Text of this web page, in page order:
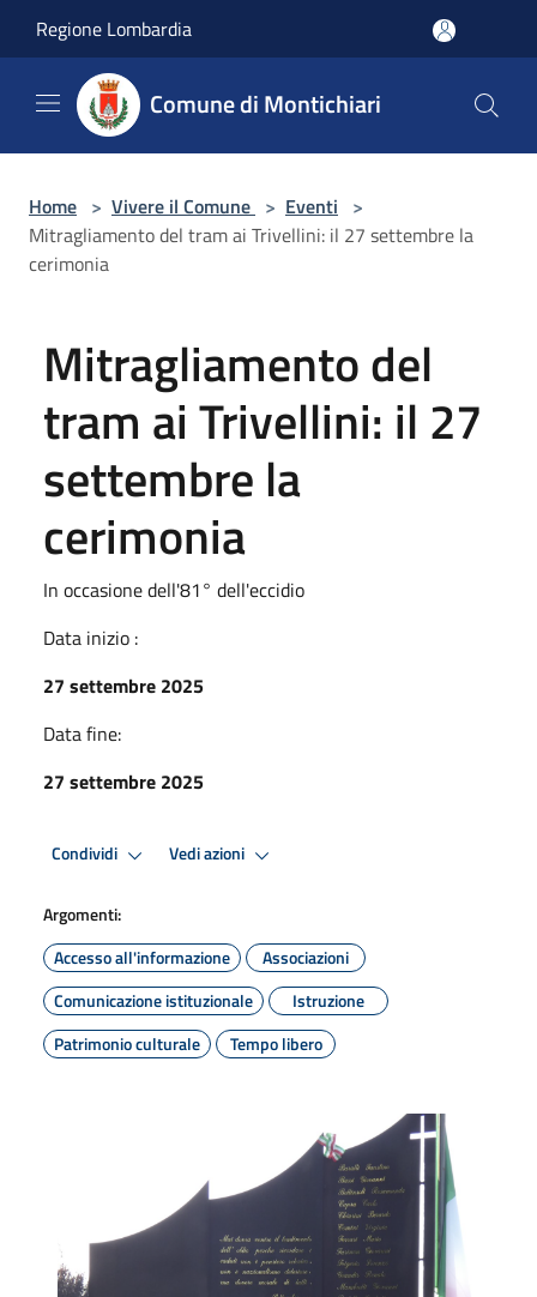
Regione Lombardia
Comune di Montichiari
Home > Vivere il Comune > Eventi >
Mitragliamento del tram ai Trivellini: il 27 settembre la
cerimonia
Mitragliamento del
tram ai Trivellini: il 27
settembre la
cerimonia
In occasione dell'81° dell'eccidio
Data inizio :
27 settembre 2025
Data fine:
27 settembre 2025
Condividi Vedi azioni
Argomenti:
Accesso all'informazione
Associazioni
Comunicazione istituzionale
Istruzione
Patrimonio culturale
Tempo libero